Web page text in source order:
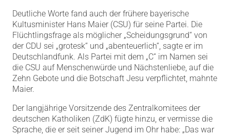
Deutliche Worte fand auch der frühere bayerische
Kultusminister Hans Maier (CSU) für seine Partei. Die
Flüchtlingsfrage als möglicher „Scheidungsgrund“ von
der CDU sei „grotesk“ und „abenteuerlich“, sagte er im
Deutschlandfunk. Als Partei mit dem „C“ im Namen sei
die CSU auf Menschenwürde und Nächstenliebe, auf die
Zehn Gebote und die Botschaft Jesu verpflichtet, mahnte
Maier.
Der langjährige Vorsitzende des Zentralkomitees der
deutschen Katholiken (ZdK) fügte hinzu, er vermisse die
Sprache, die er seit seiner Jugend im Ohr habe: „Das war